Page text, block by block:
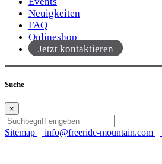
Neuigkeiten
FAQ
Onlineshop
Jetzt kontaktieren
Suche
×
Sitemap info@freeride-mountain.com